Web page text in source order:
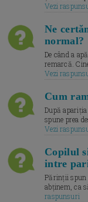
Vezi
Ne
normal?
De când a
remarcă.
Vezi
Cum
După
spune prea
Vezi
Copilul
intre
Părinții spun
abținem, ca
raspunsuri